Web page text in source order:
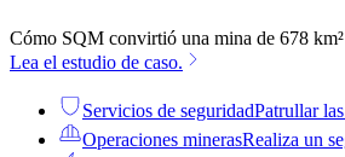
Cómo SQM convirtió una mina de 678
Lea el estudio de caso.
Servicios de seguridadPatrullar
Operaciones minerasRealiza un